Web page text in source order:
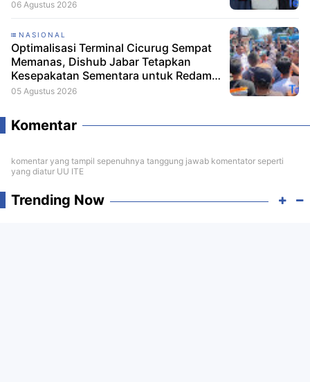
Srikandi Mengajar
06 Agustus 2026
NASIONAL
Optimalisasi Terminal Cicurug Sempat
Memanas, Dishub Jabar Tetapkan
Kesepakatan Sementara untuk Redam
Ketegangan
05 Agustus 2026
Komentar
komentar yang tampil sepenuhnya tanggung jawab komentator seperti
yang diatur UU ITE
Trending Now